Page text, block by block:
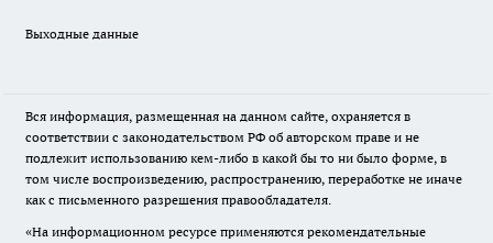
Выходные данные
Вся информация, размещенная на данном сайте, охраняется в
соответствии с законодательством РФ об авторском праве и не
подлежит использованию кем-либо в какой бы то ни было форме, в
том числе воспроизведению, распространению, переработке не иначе
как с письменного разрешения правообладателя.
«На информационном ресурсе применяются рекомендательные